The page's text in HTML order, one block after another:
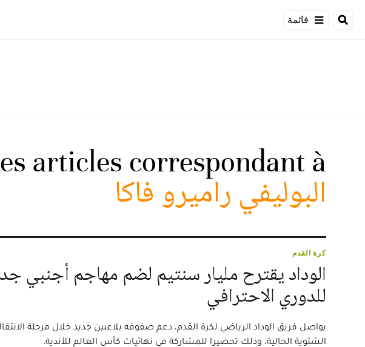
قائمة
articles correspondant à
البوليفي راميرو فاكا
كرة القدم
الوداد يقترح مليار سنتيم لضم مهاجم أجنبي
للدوري الاحترافي
يواصل فريق الوداد الرياضي لكرة القدم، دعم صفوفه بلاعبين جديد خلال مرحلة
الشتوية الحالية، وذلك تحضيرا للمشاركة في نهائيات كأس العالم للأندية.